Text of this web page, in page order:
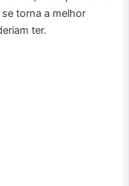
torna a melhor
ter.